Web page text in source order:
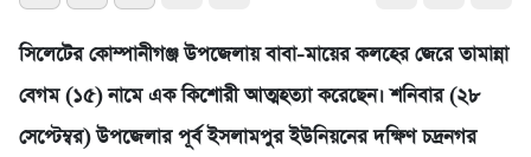
সিলেটের কোম্পানীগঞ্জ উপজেলায় বাবা-মায়ের কলহের জেরে তামান্না
বেগম (১৫) নামে এক কিশোরী আত্মহত্যা করেছেন। শনিবার (২৮
সেপ্টেম্বর) উপজেলার পূর্ব ইসলামপুর ইউনিয়নের দক্ষিণ চদ্রনগর